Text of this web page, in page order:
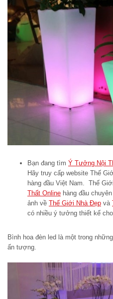
Bạn đang tìm Ý Tưởng Nội
Hãy truy cấp website Thế
hàng đầu Việt Nam. Thế
Thất Online hàng đầu
ảnh về Thế Giới Nhà Đẹp và
có nhiều ý tưởng thiết kế
Bình hoa đèn led là một trong
ấn tượng.